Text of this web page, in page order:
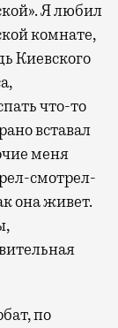
Я любил
комнате,
Киевского
что-то
вставал
меня
смотрел-
она живет.
по